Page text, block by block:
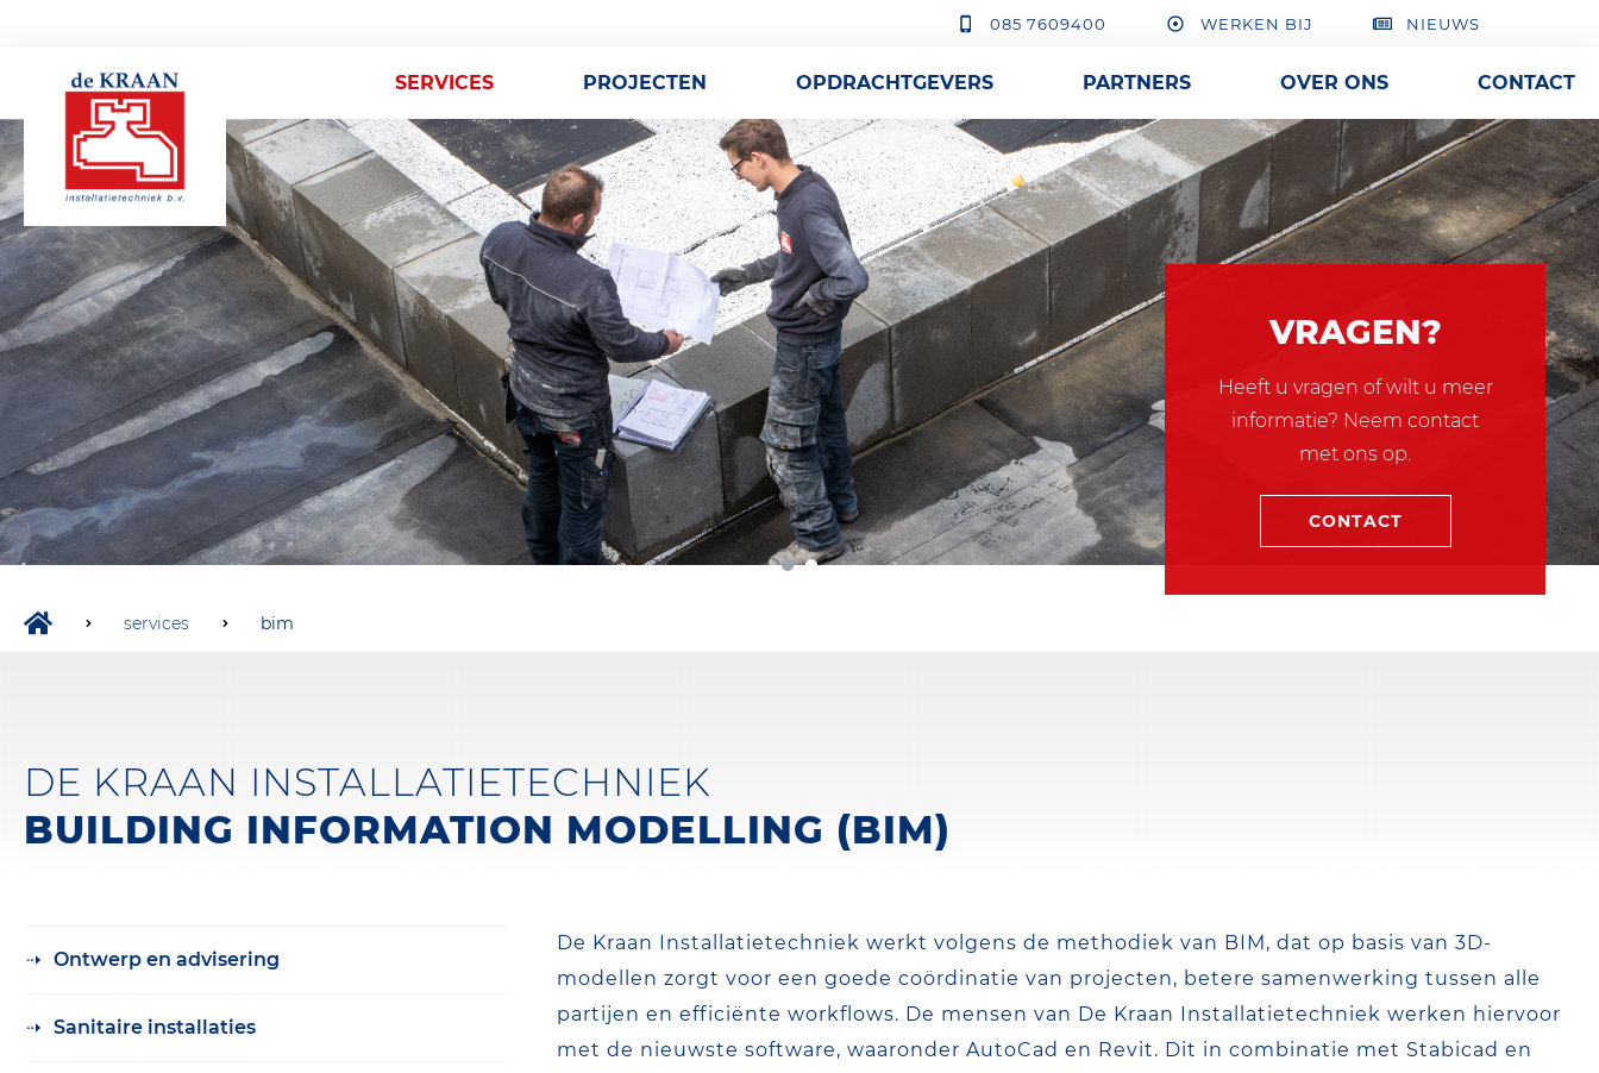
085 7609400 WERKEN BIJ NIEUWS
SERVICES PROJECTEN OPDRACHTGEVERS PARTNERS OVER ONS CONTACT
VRAGEN?
Heeft u vragen of wilt u meer
informatie? Neem contact
met ons op.
CONTACT
VRAGEN?
Heeft u vragen of wilt u meer
informatie? Neem contact
met ons op.
CONTACT
services bim
DE KRAAN INSTALLATIETECHNIEK
BUILDING INFORMATION MODELLING (BIM)
Ontwerp en advisering
Sanitaire installaties
De Kraan Installatietechniek werkt volgens de methodiek van BIM, dat op basis van 3D-
modellen zorgt voor een goede coördinatie van projecten, betere samenwerking tussen alle
partijen en efficiënte workflows. De mensen van De Kraan Installatietechniek werken hiervoor
met de nieuwste software, waaronder AutoCad en Revit. Dit in combinatie met Stabicad en